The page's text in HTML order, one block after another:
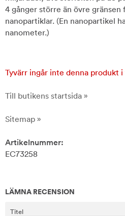
4 gånger större än övre gränsen
nanopartiklar. (En nanopartikel
nanometer.)
Tyvärr ingår inte denna
Till butikens startsida »
Sitemap »
Artikelnummer:
EC73258
LÄMNA RECENSION
Titel